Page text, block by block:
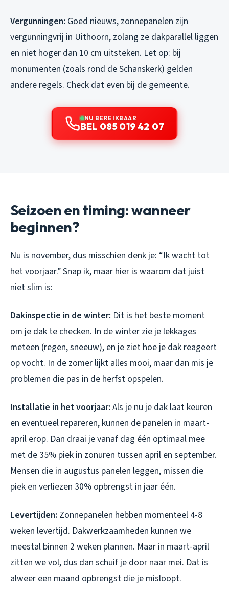
Vergunningen: Goed nieuws, zonnepanelen zijn
vergunningvrij in Uithoorn, zolang ze dakparallel liggen
en niet hoger dan 10 cm uitsteken. Let op: bij
monumenten (zoals rond de Schanskerk) gelden
andere regels. Check dat even bij de gemeente.
NU BEREIKBAAR
BEL 085 019 42 07
Seizoen en timing: wanneer
beginnen?
Nu is november, dus misschien denk je: “Ik wacht tot
het voorjaar.” Snap ik, maar hier is waarom dat juist
niet slim is:
Dakinspectie in de winter: Dit is het beste moment
om je dak te checken. In de winter zie je lekkages
meteen (regen, sneeuw), en je ziet hoe je dak reageert
op vocht. In de zomer lijkt alles mooi, maar dan mis je
problemen die pas in de herfst opspelen.
Installatie in het voorjaar: Als je nu je dak laat keuren
en eventueel repareren, kunnen de panelen in maart-
april erop. Dan draai je vanaf dag één optimaal mee
met de 35% piek in zonuren tussen april en september.
Mensen die in augustus panelen leggen, missen die
piek en verliezen 30% opbrengst in jaar één.
Levertijden: Zonnepanelen hebben momenteel 4-8
weken levertijd. Dakwerkzaamheden kunnen we
meestal binnen 2 weken plannen. Maar in maart-april
zitten we vol, dus dan schuif je door naar mei. Dat is
alweer een maand opbrengst die je misloopt.